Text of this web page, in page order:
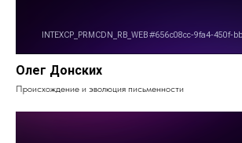
Олег Донских
Происхождение и эволюция письменности